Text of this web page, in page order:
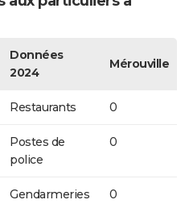
Données
2024
Mérouville
Restaurants 0
Postes de
police
0
Gendarmeries 0